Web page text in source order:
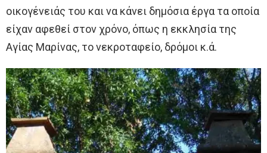
οικογένειάς του και να κάνει δημόσια έργα τα οποία
είχαν αφεθεί στον χρόνο, όπως η εκκλησία της
Αγίας Μαρίνας, το νεκροταφείο, δρόμοι κ.ά.